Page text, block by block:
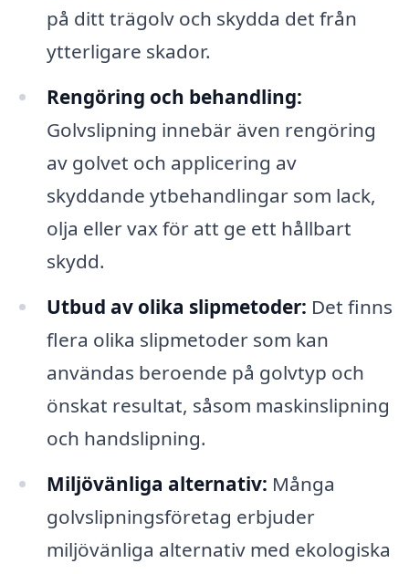
på ditt trägolv och skydda det från
ytterligare skador.
Rengöring och behandling:
Golvslipning innebär även rengöring
av golvet och applicering av
skyddande ytbehandlingar som lack,
olja eller vax för att ge ett hållbart
skydd.
Utbud av olika slipmetoder: Det finns
flera olika slipmetoder som kan
användas beroende på golvtyp och
önskat resultat, såsom maskinslipning
och handslipning.
Miljövänliga alternativ: Många
golvslipningsföretag erbjuder
miljövänliga alternativ med ekologiska